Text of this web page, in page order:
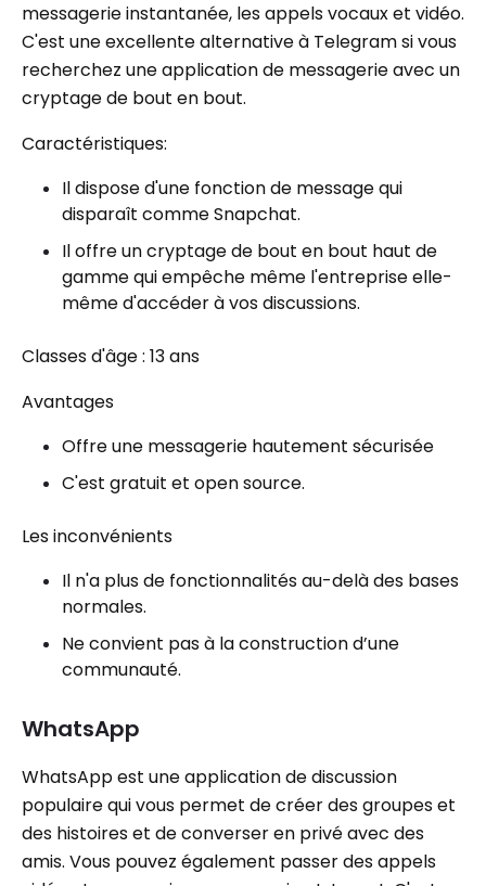
messagerie instantanée, les appels vocaux et vidéo.
C'est une excellente alternative à Telegram si vous
recherchez une application de messagerie avec un
cryptage de bout en bout.
Caractéristiques:
Il dispose d'une fonction de message qui
disparaît comme Snapchat.
Il offre un cryptage de bout en bout haut de
gamme qui empêche même l'entreprise elle-
même d'accéder à vos discussions.
Classes d'âge : 13 ans
Avantages
Offre une messagerie hautement sécurisée
C'est gratuit et open source.
Les inconvénients
Il n'a plus de fonctionnalités au-delà des bases
normales.
Ne convient pas à la construction d’une
communauté.
WhatsApp
WhatsApp est une application de discussion
populaire qui vous permet de créer des groupes et
des histoires et de converser en privé avec des
amis. Vous pouvez également passer des appels